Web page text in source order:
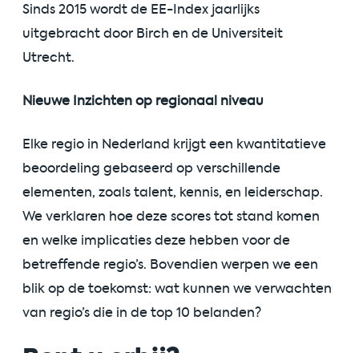
Sinds 2015 wordt de EE-Index jaarlijks
uitgebracht door Birch en de Universiteit
Utrecht.
Nieuwe Inzichten op regionaal niveau
Elke regio in Nederland krijgt een kwantitatieve
beoordeling gebaseerd op verschillende
elementen, zoals talent, kennis, en leiderschap.
We verklaren hoe deze scores tot stand komen
en welke implicaties deze hebben voor de
betreffende regio’s. Bovendien werpen we een
blik op de toekomst: wat kunnen we verwachten
van regio’s die in de top 10 belanden?